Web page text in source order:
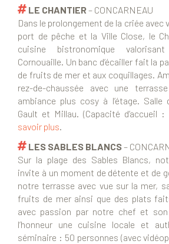
LE CHANTIER– CONCARNEAU
Dans le prolongement de la criée avec
port de pêche et la Ville Close, le
cuisine bistronomique
Cornouaille. Un banc d’écailler fait la
de fruits de mer et aux coquillages.
rez-de-chaussée avec une
ambiance plus cosy à l’étage. Salle
Gault et Millau. (Capacité d’accueil
savoir plus.
LES SABLES BLANCS–
Sur la plage des Sables Blancs,
invite à un moment de détente et de
notre terrasse avec vue sur la mer,
fruits de mer ainsi que des plats
avec passion par notre chef et
l’honneur une cuisine locale et
séminaire : 50 personnes (avec